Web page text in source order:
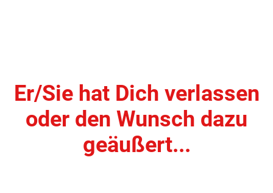
Er/Sie hat Dich verlassen
oder den Wunsch dazu
geäußert...